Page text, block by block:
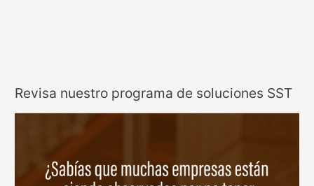
Revisa nuestro programa de soluciones SST